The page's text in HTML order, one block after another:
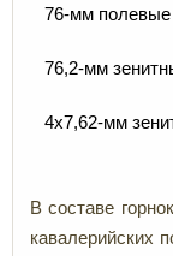
76-мм
76,2-мм
4х7,62-мм
В составе
кавалерийских